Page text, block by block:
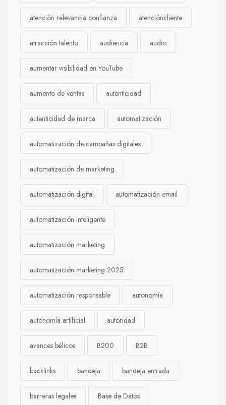
atención relevancia confianza atencióncliente
atracción talento audiencia audio
aumentar visibilidad en YouTube
aumento de ventas autenticidad
autenticidad de marca automatización
automatización de campañas digitales
automatización de marketing
automatización digital automatización email
automatización inteligente
automatización marketing
automatización marketing 2025
automatización responsable autonomía
autonomía artificial autoridad
avances bélicos B200 B2B
backlinks bandeja bandeja entrada
barreras legales Base de Datos